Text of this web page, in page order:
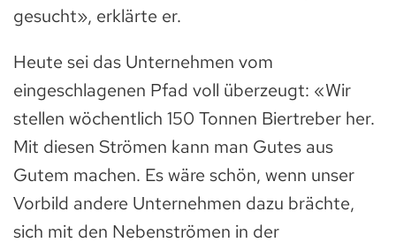
gesucht», erklärte er.
Heute sei das Unternehmen vom
eingeschlagenen Pfad voll überzeugt: «Wir
stellen wöchentlich 150 Tonnen Biertreber her.
Mit diesen Strömen kann man Gutes aus
Gutem machen. Es wäre schön, wenn unser
Vorbild andere Unternehmen dazu brächte,
sich mit den Nebenströmen in der